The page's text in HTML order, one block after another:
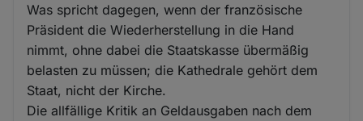
Was spricht dagegen, wenn der französische
Präsident die Wiederherstellung in die Hand
nimmt, ohne dabei die Staatskasse übermäßig
belasten zu müssen; die Kathedrale gehört dem
Staat, nicht der Kirche.
Die allfällige Kritik an Geldausgaben nach dem